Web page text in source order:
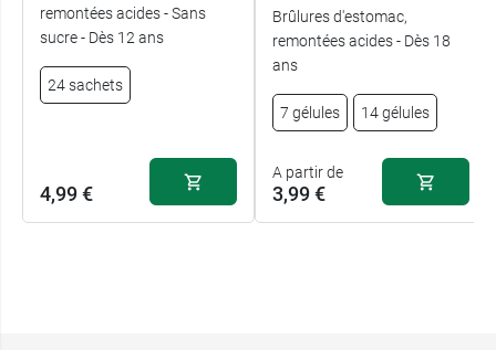
remontées acides - Sans
sucre - Dès 12 ans
24 sachets
4,99 €
Brûlures d'estomac,
remontées acides - Dès 18
ans
7 gélules 14 gélules
A partir de
3,99 €